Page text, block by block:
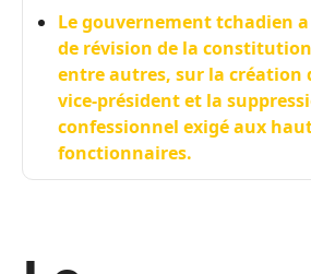
Le gouvernement tchadien
de révision de la
entre autres, sur la création
vice-président et la
confessionnel exigé aux
fonctionnaires.